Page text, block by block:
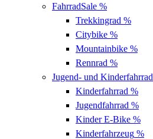
FahrradSale %
Trekkingrad %
Citybike %
Mountainbike %
Rennrad %
Jugend- und Kinderfahrrad
Kinderfahrrad %
Jugendfahrrad %
Kinder E-Bike %
Kinderfahrzeug %